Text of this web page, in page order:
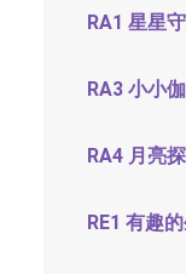
RA1 星星
RA3 小小
RA4 月亮
RE1 有趣